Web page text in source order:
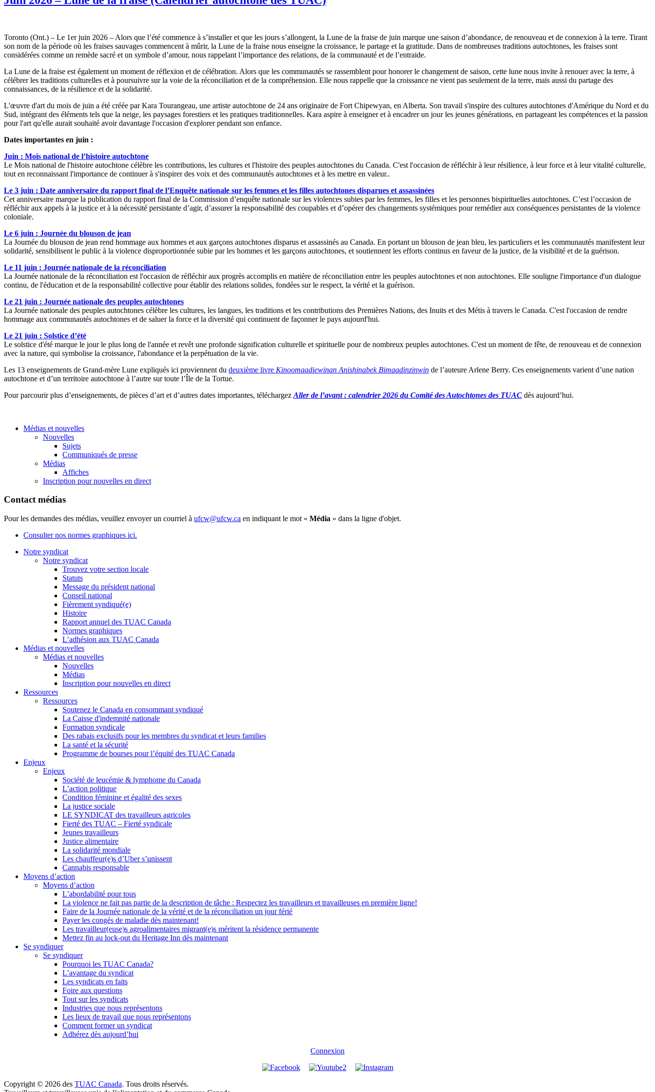
Toronto (Ont.) – Le 1er juin 2026 – Alors que l’été commence à s’installer et que les jours s’allongent, la Lune de la fraise de juin marque une saison d’abondance, de renouveau et de connexion à la terre. Tirant
son nom de la période où les fraises sauvages commencent à mûrir, la Lune de la fraise nous enseigne la croissance, le partage et la gratitude. Dans de nombreuses traditions autochtones, les fraises sont
considérées comme un remède sacré et un symbole d’amour, nous rappelant l’importance des relations, de la communauté et de l’entraide.
La Lune de la fraise est également un moment de réflexion et de célébration. Alors que les communautés se rassemblent pour honorer le changement de saison, cette lune nous invite à renouer avec la terre, à
célébrer les traditions culturelles et à poursuivre sur la voie de la réconciliation et de la compréhension. Elle nous rappelle que la croissance ne vient pas seulement de la terre, mais aussi du partage des
connaissances, de la résilience et de la solidarité.
L'œuvre d'art du mois de juin a été créée par Kara Tourangeau, une artiste autochtone de 24 ans originaire de Fort Chipewyan, en Alberta. Son travail s'inspire des cultures autochtones d'Amérique du Nord et du
Sud, intégrant des éléments tels que la neige, les paysages forestiers et les pratiques traditionnelles. Kara aspire à enseigner et à encadrer un jour les jeunes générations, en partageant les compétences et la passion
pour l'art qu'elle aurait souhaité avoir davantage l'occasion d'explorer pendant son enfance.
Dates importantes en juin :
Juin : Mois national de l’histoire autochtone
Le Mois national de l'histoire autochtone célèbre les contributions, les cultures et l'histoire des peuples autochtones du Canada. C'est l'occasion de réfléchir à leur résilience, à leur force et à leur vitalité culturelle,
tout en reconnaissant l'importance de continuer à s'inspirer des voix et des communautés autochtones et à les mettre en valeur..
Le 3 juin : Date anniversaire du rapport final de l’Enquête nationale sur les femmes et les filles autochtones disparues et assassinées
Cet anniversaire marque la publication du rapport final de la Commission d’enquête nationale sur les violences subies par les femmes, les filles et les personnes bispirituelles autochtones. C’est l’occasion de
réfléchir aux appels à la justice et à la nécessité persistante d’agir, d’assurer la responsabilité des coupables et d’opérer des changements systémiques pour remédier aux conséquences persistantes de la violence
coloniale.
Le 6 juin : Journée du blouson de jean
La Journée du blouson de jean rend hommage aux hommes et aux garçons autochtones disparus et assassinés au Canada. En portant un blouson de jean bleu, les particuliers et les communautés manifestent leur
solidarité, sensibilisent le public à la violence disproportionnée subie par les hommes et les garçons autochtones, et soutiennent les efforts continus en faveur de la justice, de la visibilité et de la guérison.
Le 11 juin : Journée nationale de la réconciliation
La Journée nationale de la réconciliation est l'occasion de réfléchir aux progrès accomplis en matière de réconciliation entre les peuples autochtones et non autochtones. Elle souligne l'importance d'un dialogue
continu, de l'éducation et de la responsabilité collective pour établir des relations solides, fondées sur le respect, la vérité et la guérison.
Le 21 juin : Journée nationale des peuples autochtones
La Journée nationale des peuples autochtones célèbre les cultures, les langues, les traditions et les contributions des Premières Nations, des Inuits et des Métis à travers le Canada. C'est l'occasion de rendre
hommage aux communautés autochtones et de saluer la force et la diversité qui continuent de façonner le pays aujourd'hui.
Le 21 juin : Solstice d’été
Le solstice d'été marque le jour le plus long de l'année et revêt une profonde signification culturelle et spirituelle pour de nombreux peuples autochtones. C'est un moment de fête, de renouveau et de connexion
avec la nature, qui symbolise la croissance, l'abondance et la perpétuation de la vie.
Les 13 enseignements de Grand-mère Lune expliqués ici proviennent du deuxième livre Kinoomaadiewinan Anishinabek Bimaadinzinwin de l’auteure Arlene Berry. Ces enseignements varient d’une nation
autochtone et d’un territoire autochtone à l’autre sur toute l’Île de la Tortue.
Pour parcourir plus d’enseignements, de pièces d’art et d’autres dates importantes, téléchargez Aller de l’avant : calendrier 2026 du Comité des Autochtones des TUAC dès aujourd’hui.
Médias et nouvelles
Nouvelles
Sujets
Communiqués de presse
Médias
Affiches
Inscription pour nouvelles en direct
Contact médias
Pour les demandes des médias, veuillez envoyer un courriel à ufcw@ufcw.ca en indiquant le mot « Média » dans la ligne d'objet.
Consulter nos normes graphiques ici.
Notre syndicat
Notre syndicat
Trouvez votre section locale
Statuts
Message du président national
Conseil national
Fièrement syndiqué(e)
Histoire
Rapport annuel des TUAC Canada
Normes graphiques
L’adhésion aux TUAC Canada
Médias et nouvelles
Médias et nouvelles
Nouvelles
Médias
Inscription pour nouvelles en direct
Ressources
Ressources
Soutenez le Canada en consommant syndiqué
La Caisse d'indemnité nationale
Formation syndicale
Des rabais exclusifs pour les membres du syndicat et leurs families
La santé et la sécurité
Programme de bourses pour l’équité des TUAC Canada
Enjeux
Enjeux
Société de leucémie & lymphome du Canada
L’action politique
Condition féminine et égalité des sexes
La justice sociale
LE SYNDICAT des travailleurs agricoles
Fierté des TUAC – Fierté syndicale
Jeunes travailleurs
Justice alimentaire
La solidarité mondiale
Les chauffeur(e)s d’Uber s’unissent
Cannabis responsable
Moyens d’action
Moyens d’action
L’abordabilité pour tous
La violence ne fait pas partie de la description de tâche : Respectez les travailleurs et travailleuses en première ligne!
Faire de la Journée nationale de la vérité et de la réconciliation un jour férié
Payer les congés de maladie dès maintenant!
Les travailleur(euse)s agroalimentaires migrant(e)s méritent la résidence permanente
Mettez fin au lock-out du Heritage Inn dès maintenant
Se syndiquer
Se syndiquer
Pourquoi les TUAC Canada?
L’avantage du syndicat
Les syndicats en faits
Foire aux questions
Tout sur les syndicats
Industries que nous représentons
Les lieux de travail que nous représentons
Comment former un syndicat
Adhérez dès aujourd’hui
Connexion
Copyright © 2026 des TUAC Canada. Tous droits réservés.